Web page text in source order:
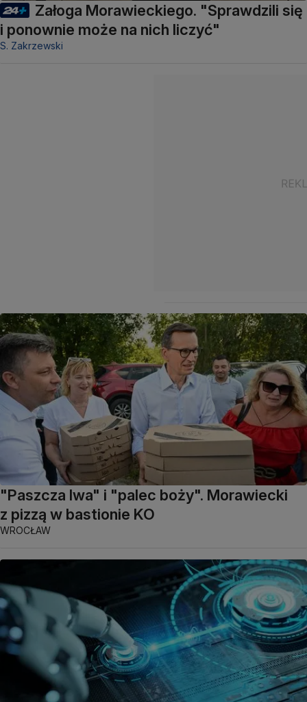
Załoga Morawieckiego. "Sprawdzili się
i ponownie może na nich liczyć"
S. Zakrzewski
"Paszcza lwa" i "palec boży". Morawiecki
z pizzą w bastionie KO
WROCŁAW